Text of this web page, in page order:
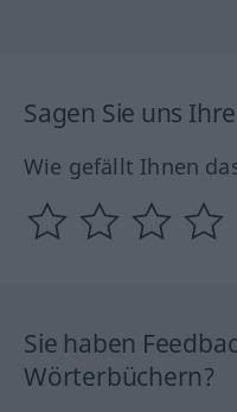
Sagen Sie uns
Wie gefällt Ihnen
Sie haben
Wörterbüchern?